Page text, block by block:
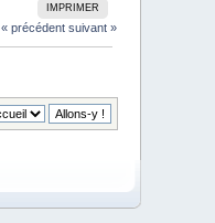
IMPRIMER
« précédent suivant »